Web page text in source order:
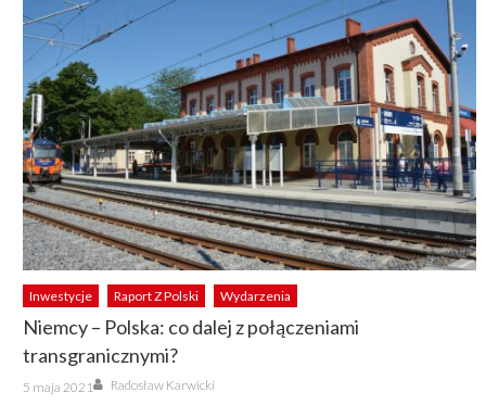
Inwestycje Raport Z Polski Wydarzenia
Niemcy – Polska: co dalej z połączeniami
transgranicznymi?
Posted
on
5 maja 2021 Author
Radosław Karwicki